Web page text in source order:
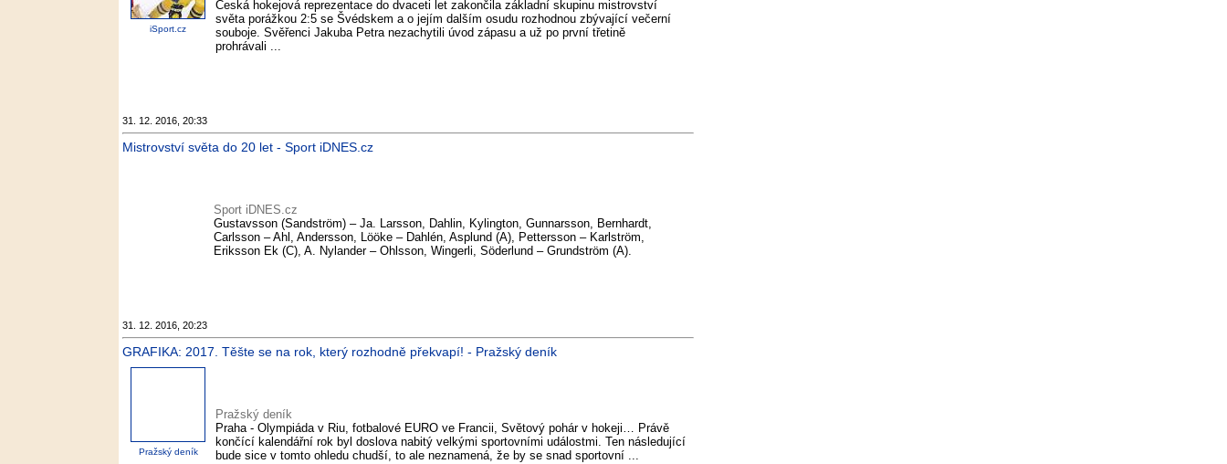
iSport.cz
Česká hokejová reprezentace do dvaceti let zakončila základní skupinu mistrovství
světa porážkou 2:5 se Švédskem a o jejím dalším osudu rozhodnou zbývající večerní
souboje. Svěřenci Jakuba Petra nezachytili úvod zápasu a už po první třetině
prohrávali ...
31. 12. 2016, 20:33
Mistrovství světa do 20 let - Sport iDNES.cz
Sport iDNES.cz
Gustavsson (Sandström) – Ja. Larsson, Dahlin, Kylington, Gunnarsson, Bernhardt,
Carlsson – Ahl, Andersson, Lööke – Dahlén, Asplund (A), Pettersson – Karlström,
Eriksson Ek (C), A. Nylander – Ohlsson, Wingerli, Söderlund – Grundström (A).
31. 12. 2016, 20:23
GRAFIKA: 2017. Těšte se na rok, který rozhodně překvapí! - Pražský deník
Pražský deník
Pražský deník
Praha - Olympiáda v Riu, fotbalové EURO ve Francii, Světový pohár v hokeji… Právě
končící kalendářní rok byl doslova nabitý velkými sportovními událostmi. Ten následující
bude sice v tomto ohledu chudší, to ale neznamená, že by se snad sportovní ...